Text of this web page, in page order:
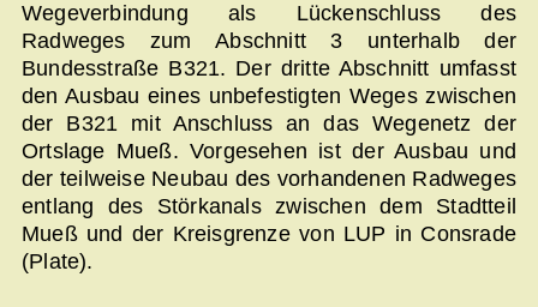
Wegeverbindung als Lückenschluss des
Radweges zum Abschnitt 3 unterhalb der
Bundesstraße B321. Der dritte Abschnitt umfasst
den Ausbau eines unbefestigten Weges zwischen
der B321 mit Anschluss an das Wegenetz der
Ortslage Mueß. Vorgesehen ist der Ausbau und
der teilweise Neubau des vorhandenen Radweges
entlang des Störkanals zwischen dem Stadtteil
Mueß und der Kreisgrenze von LUP in Consrade
(Plate).